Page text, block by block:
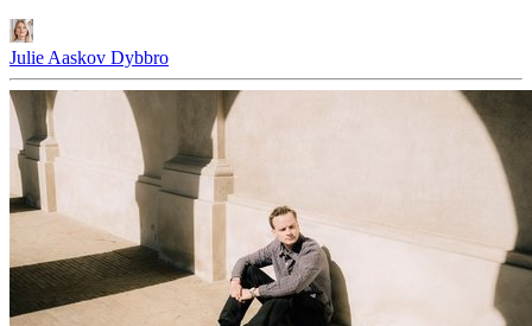
Julie Aaskov Dybbro